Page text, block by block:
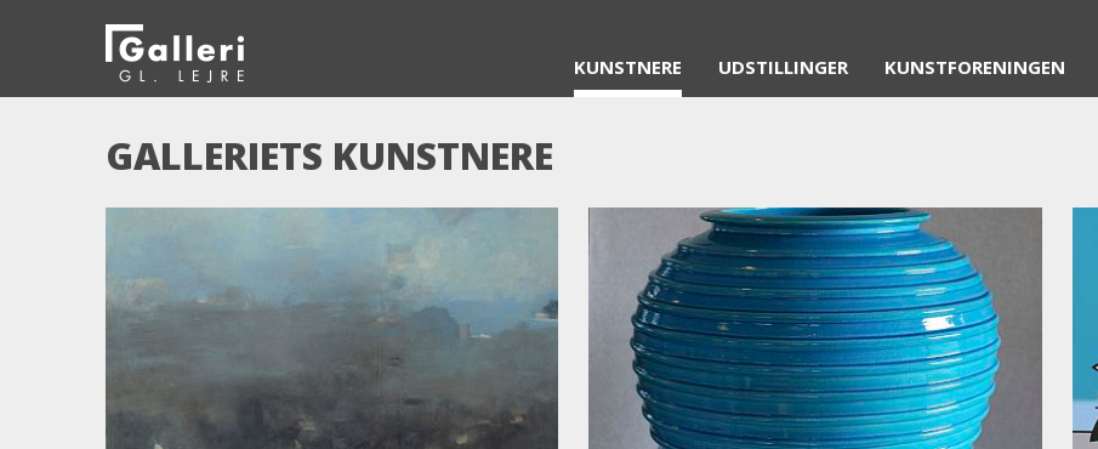
KUNSTNERE UDSTILLINGER KUNSTFORENINGEN
GALLERIETS KUNSTNERE